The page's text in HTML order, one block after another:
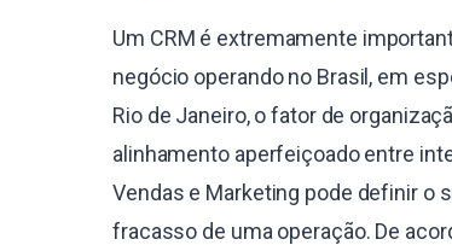
Um CRM é extremamente
negócio operando no Brasil, em
Rio de Janeiro, o fator de
alinhamento aperfeiçoado entre
Vendas e Marketing pode definir o
fracasso de uma operação. De